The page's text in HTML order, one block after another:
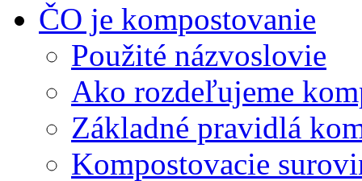
ČO je kompostovanie
Použité názvoslovie
Ako rozdeľujeme
Základné pravidlá
Kompostovacie